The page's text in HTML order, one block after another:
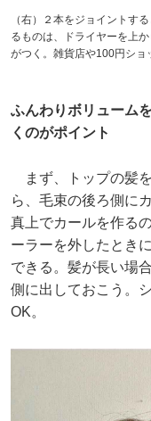
（右）２本をジョイントす
るものは、ドライヤーを上
がつく。雑貨店や100円シ
ふんわりボリューム
くのがポイント
まず、トップの髪
ら、毛束の後ろ側に
真上でカールを作る
ーラーを外したとき
できる。髪が長い場
側に出しておこう。
OK。